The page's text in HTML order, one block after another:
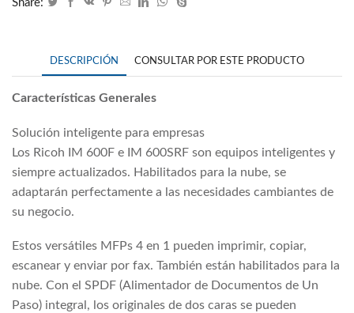
Share:
DESCRIPCIÓN CONSULTAR POR ESTE PRODUCTO
Características Generales
Solución inteligente para empresas
Los Ricoh IM 600F e IM 600SRF son equipos inteligentes y
siempre actualizados. Habilitados para la nube, se
adaptarán perfectamente a las necesidades cambiantes de
su negocio.
Estos versátiles MFPs 4 en 1 pueden imprimir, copiar,
escanear y enviar por fax. También están habilitados para la
nube. Con el SPDF (Alimentador de Documentos de Un
Paso) integral, los originales de dos caras se pueden